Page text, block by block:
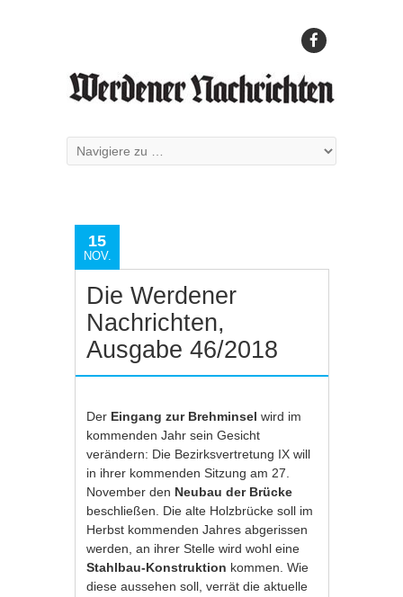
15
NOV.
Die Werdener
Nachrichten,
Ausgabe 46/2018
Der Eingang zur Brehminsel wird im
kommenden Jahr sein Gesicht
verändern: Die Bezirksvertretung IX will
in ihrer kommenden Sitzung am 27.
November den Neubau der Brücke
beschließen. Die alte Holzbrücke soll im
Herbst kommenden Jahres abgerissen
werden, an ihrer Stelle wird wohl eine
Stahlbau-Konstruktion kommen. Wie
diese aussehen soll, verrät die aktuelle